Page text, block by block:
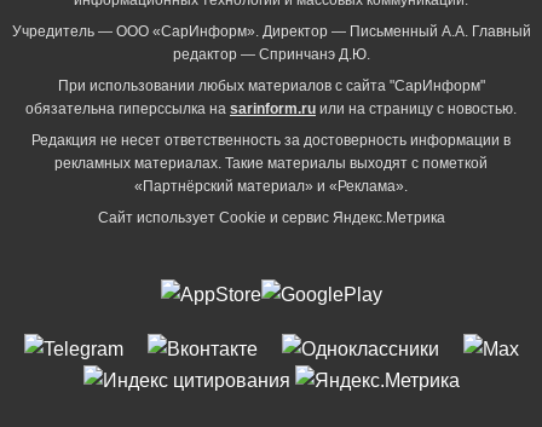
Учредитель — ООО «СарИнформ». Директор — Письменный А.А. Главный
редактор — Спринчанэ Д.Ю.
При использовании любых материалов с сайта "СарИнформ"
обязательна гиперссылка на sarinform.ru или на страницу с новостью.
Редакция не несет ответственность за достоверность информации в
рекламных материалах. Такие материалы выходят с пометкой
«Партнёрский материал» и «Реклама».
Сайт использует Cookie и сервиc Яндекс.Метрика